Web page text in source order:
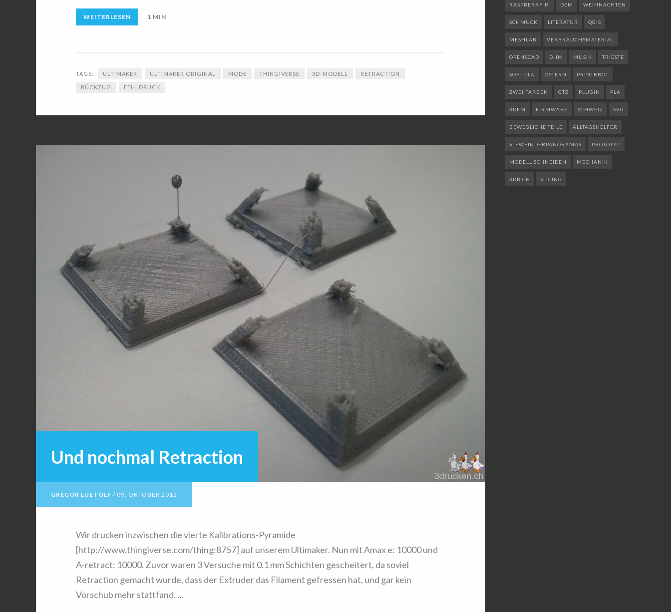
WEITERLESEN 1 MIN
TAGS: ULTIMAKER ULTIMAKER ORIGINAL MODS THINGIVERSE 3D-MODELL RETRACTION
RÜCKZUG FEHLDRUCK
Und nochmal Retraction
GREGOR LUETOLF / 09. OKTOBER 2012
Wir drucken inzwischen die vierte Kalibrations-Pyramide
[http://www.thingiverse.com/thing:8757] auf unserem Ultimaker. Nun mit Amax e: 10000 und
A-retract: 10000. Zuvor waren 3 Versuche mit 0.1 mm Schichten gescheitert, da soviel
Retraction gemacht wurde, dass der Extruder das Filament gefressen hat, und gar kein
Vorschub mehr stattfand. …
RASPBERRY PI DEM WEIHNACHTEN
SCHMUCK LITERATUR QGIS
MESHLAB VERBRAUCHSMATERIAL
OPENSCAD DHM MUSIK TRIESTE
SOFT-PLA OSTERN PRINTRBOT
ZWEI FARBEN GTZ PLUGIN PLA
3DEM FIRMWARE SCHWEIZ SVG
BEWEGLICHE TEILE ALLTAGSHELFER
VIEWFINDERPANORAMAS PROTOTYP
MODELL SCHNEIDEN MECHANIK
3DB.CH SLICING